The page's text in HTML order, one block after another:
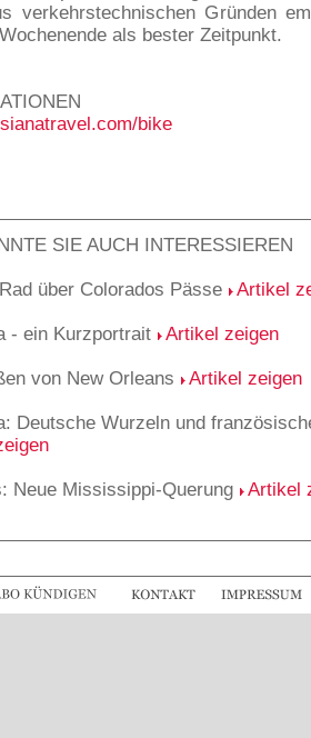
verkehrstechnischen Gründen
als bester Zeitpunkt.
bike
SIE AUCH INTERESSIEREN
über Colorados Pässe Artikel
- ein Kurzportrait Artikel zeigen
von New Orleans Artikel zeigen
Deutsche Wurzeln und
Neue Mississippi-Querung Artikel